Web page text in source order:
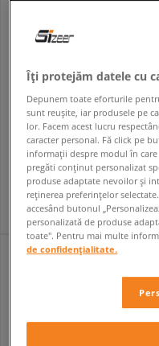
NIKE AIR FORCE 1 LOW
femei
629,99 RON
Îți protejăm datele cu
Depunem toate eforturile
sunt reușite, iar produsele pe
lor. Facem acest lucru
caracter personal. Fă click pe
informații despre modul în
pregăti conținut personalizat
produse adaptate nevoilor și
reținerea preferințelor
accesând butonul
personalizată de produse
toate". Pentru mai multe
de confidențialitate.